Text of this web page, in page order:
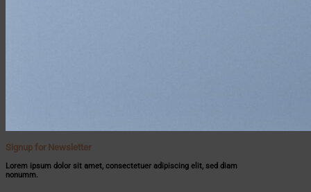
Signup for Newsletter
Lorem ipsum dolor sit amet, consectetuer adipiscing elit, sed diam
nonumm.